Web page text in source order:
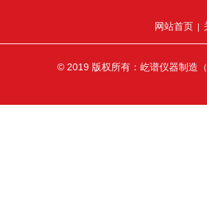
网站首页
© 2019 版权所有：屹谱仪器制造